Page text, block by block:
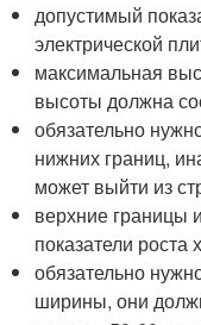
допустимый
электрической
максимальная
высоты должна
обязательно
нижних границ,
может выйти из
верхние границы
показатели роста
обязательно
ширины, они